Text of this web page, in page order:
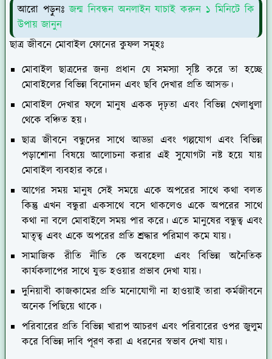
আরো পড়ুনঃজন্ম নিবন্ধন অনলাইন যাচাই করুন ১ মিনিটে কি
উপায় জানুন
ছাত্র জীবনে মোবাইল ফোনের কুফল সমূহঃ
মোবাইল ছাত্রদের জন্য প্রধান যে সমস্যা সৃষ্টি করে তা হচ্ছে
মোবাইলের বিভিন্ন বিনোদন এবং ছবি দেখার প্রতি আসক্ত।
মোবাইল দেখার ফলে মানুষ একক দৃঢ়তা এবং বিভিন্ন খেলাধুলা
থেকে বঞ্চিত হয়।
ছাত্র জীবনে বন্ধুদের সাথে আড্ডা এবং গল্পযোগ এবং বিভিন্ন
পড়াশোনা বিষয়ে আলোচনা করার এই সুযোগটা নষ্ট হয়ে যায়
মোবাইল ব্যবহার করে।
আগের সময় মানুষ সেই সময়ে একে অপরের সাথে কথা বলত
কিন্তু এখন বন্ধুরা একসাথে বসে থাকলেও একে অপরের সাথে
কথা না বলে মোবাইলে সময় পার করে। এতে মানুষের বন্ধুত্ব এবং
মাতৃত্ব এবং একে অপরের প্রতি শ্রদ্ধার পরিমাণ কমে যায়।
সামাজিক রীতি নীতি কে অবহেলা এবং বিভিন্ন অনৈতিক
কার্যকলাপের সাথে যুক্ত হওয়ার প্রভাব দেখা যায়।
দুনিয়াবী কাজকামের প্রতি মনোযোগী না হাওয়াই তারা কর্মজীবনে
অনেক পিছিয়ে থাকে।
পরিবারের প্রতি বিভিন্ন খারাপ আচরণ এবং পরিবারের ওপর জুলুম
করে বিভিন্ন দাবি পূরণ করা এ ধরনের স্বভাব দেখা যায়।